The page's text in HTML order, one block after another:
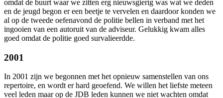
omdat de buurt waar we zitten erg nieuwsgierig was wat we deden
en de jeugd begon er een beetje te vervelen en daardoor konden we
al op de tweede oefenavond de politie bellen in verband met het
ingooien van een autoruit van de adviseur. Gelukkig kwam alles
goed omdat de politie goed survalieerdde.
2001
In 2001 zijn we begonnen met het opnieuw samenstellen van ons
repertoire, en wordt er hard geoefend. We willen het liefste meteen
veel leden maar op de JDB leden kunnen we niet wachten omdat